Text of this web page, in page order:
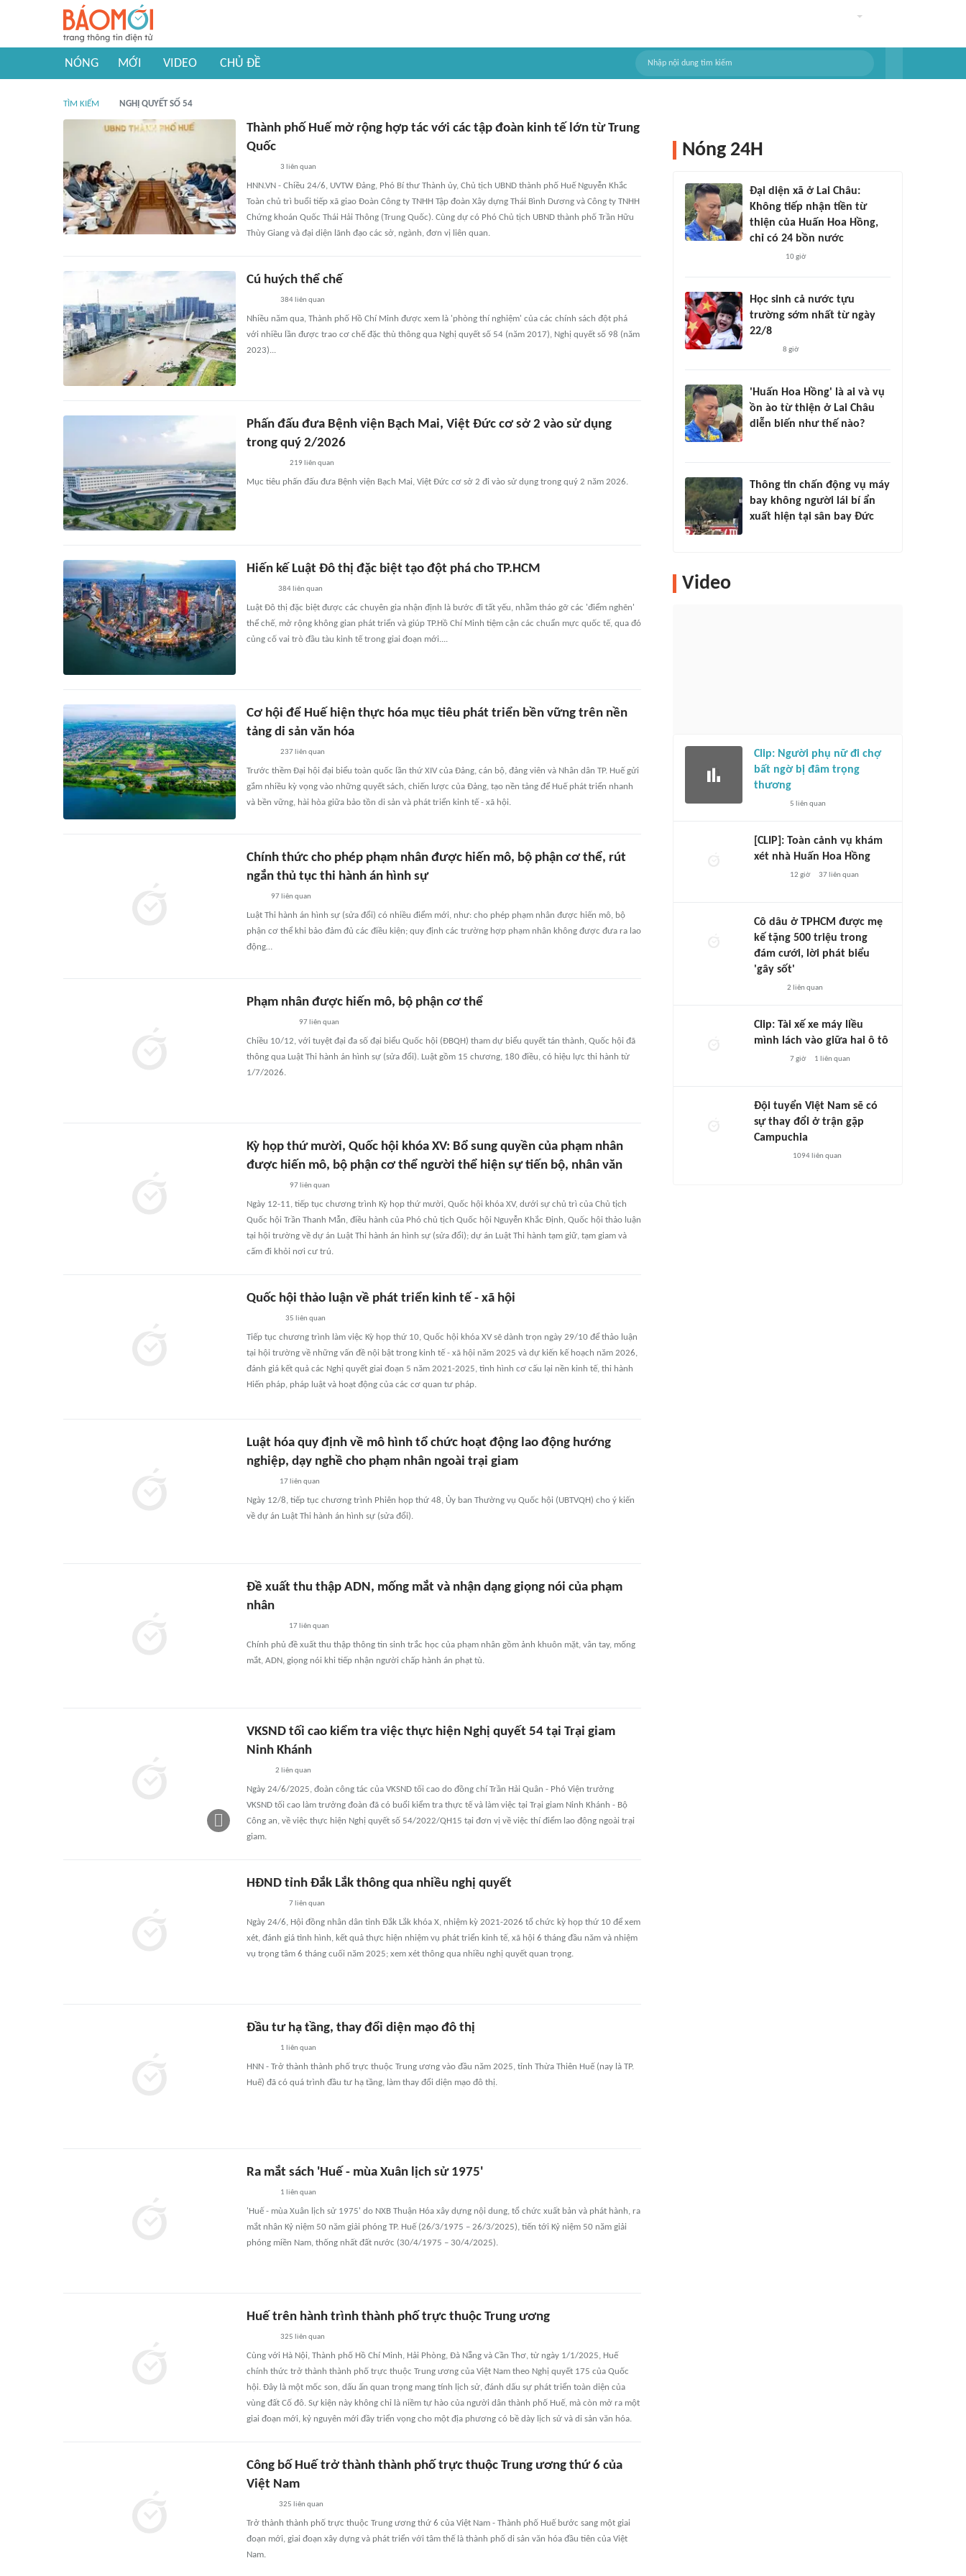
NÓNG MỚI VIDEO CHỦ ĐỀ
TÌM KIẾM NGHỊ QUYẾT SỐ 54
Thành phố Huế mở rộng hợp tác với các tập đoàn kinh tế lớn từ Trung
Quốc
3 liên quan
HNN.VN - Chiều 24/6, UVTW Đảng, Phó Bí thư Thành ủy, Chủ tịch UBND thành phố Huế Nguyễn Khắc
Toàn chủ trì buổi tiếp xã giao Đoàn Công ty TNHH Tập đoàn Xây dựng Thái Bình Dương và Công ty TNHH
Chứng khoán Quốc Thái Hải Thông (Trung Quốc). Cùng dự có Phó Chủ tịch UBND thành phố Trần Hữu
Thùy Giang và đại diện lãnh đạo các sở, ngành, đơn vị liên quan.
Cú huých thể chế
384 liên quan
Nhiều năm qua, Thành phố Hồ Chí Minh được xem là 'phòng thí nghiệm' của các chính sách đột phá
với nhiều lần được trao cơ chế đặc thù thông qua Nghị quyết số 54 (năm 2017), Nghị quyết số 98 (năm
2023)...
Phấn đấu đưa Bệnh viện Bạch Mai, Việt Đức cơ sở 2 vào sử dụng
trong quý 2/2026
219 liên quan
Mục tiêu phấn đấu đưa Bệnh viện Bạch Mai, Việt Đức cơ sở 2 đi vào sử dụng trong quý 2 năm 2026.
Hiến kế Luật Đô thị đặc biệt tạo đột phá cho TP.HCM
384 liên quan
Luật Đô thị đặc biệt được các chuyên gia nhận định là bước đi tất yếu, nhằm tháo gỡ các 'điểm nghẽn'
thể chế, mở rộng không gian phát triển và giúp TP.Hồ Chí Minh tiệm cận các chuẩn mực quốc tế, qua đó
củng cố vai trò đầu tàu kinh tế trong giai đoạn mới....
Cơ hội để Huế hiện thực hóa mục tiêu phát triển bền vững trên nền
tảng di sản văn hóa
237liên quan
Trước thềm Đại hội đại biểu toàn quốc lần thứ XIV của Đảng, cán bộ, đảng viên và Nhân dân TP. Huế gửi
gắm nhiều kỳ vọng vào những quyết sách, chiến lược của Đảng, tạo nền tảng để Huế phát triển nhanh
và bền vững, hài hòa giữa bảo tồn di sản và phát triển kinh tế - xã hội.
Chính thức cho phép phạm nhân được hiến mô, bộ phận cơ thể, rút
ngắn thủ tục thi hành án hình sự
97liên quan
Luật Thi hành án hình sự (sửa đổi) có nhiều điểm mới, như: cho phép phạm nhân được hiến mô, bộ
phận cơ thể khi bảo đảm đủ các điều kiện; quy định các trường hợp phạm nhân không được đưa ra lao
động…
Phạm nhân được hiến mô, bộ phận cơ thể
97liên quan
Chiều 10/12, với tuyệt đại đa số đại biểu Quốc hội (ĐBQH) tham dự biểu quyết tán thành, Quốc hội đã
thông qua Luật Thi hành án hình sự (sửa đổi). Luật gồm 15 chương, 180 điều, có hiệu lực thi hành từ
1/7/2026.
Kỳ họp thứ mười, Quốc hội khóa XV: Bổ sung quyền của phạm nhân
được hiến mô, bộ phận cơ thể người thể hiện sự tiến bộ, nhân văn
97 liên quan
Ngày 12-11, tiếp tục chương trình Kỳ họp thứ mười, Quốc hội khóa XV, dưới sự chủ trì của Chủ tịch
Quốc hội Trần Thanh Mẫn, điều hành của Phó chủ tịch Quốc hội Nguyễn Khắc Định, Quốc hội thảo luận
tại hội trường về dự án Luật Thi hành án hình sự (sửa đổi); dự án Luật Thi hành tạm giữ, tạm giam và
cấm đi khỏi nơi cư trú.
Quốc hội thảo luận về phát triển kinh tế - xã hội
35 liên quan
Tiếp tục chương trình làm việc Kỳ họp thứ 10, Quốc hội khóa XV sẽ dành trọn ngày 29/10 để thảo luận
tại hội trường về những vấn đề nội bật trong kinh tế - xã hội năm 2025 và dự kiến kế hoạch năm 2026,
đánh giá kết quả các Nghị quyết giai đoạn 5 năm 2021-2025, tình hình cơ cấu lại nền kinh tế, thi hành
Hiến pháp, pháp luật và hoạt động của các cơ quan tư pháp.
Luật hóa quy định về mô hình tổ chức hoạt động lao động hướng
nghiệp, dạy nghề cho phạm nhân ngoài trại giam
17liên quan
Ngày 12/8, tiếp tục chương trình Phiên họp thứ 48, Ủy ban Thường vụ Quốc hội (UBTVQH) cho ý kiến
về dự án Luật Thi hành án hình sự (sửa đổi).
Đề xuất thu thập ADN, mống mắt và nhận dạng giọng nói của phạm
nhân
17liên quan
Chính phủ đề xuất thu thập thông tin sinh trắc học của phạm nhân gồm ảnh khuôn mặt, vân tay, mống
mắt, ADN, giọng nói khi tiếp nhận người chấp hành án phạt tù.
VKSND tối cao kiểm tra việc thực hiện Nghị quyết 54 tại Trại giam
Ninh Khánh
2 liên quan
Ngày 24/6/2025, đoàn công tác của VKSND tối cao do đồng chí Trần Hải Quân - Phó Viện trưởng
VKSND tối cao làm trưởng đoàn đã có buổi kiểm tra thực tế và làm việc tại Trại giam Ninh Khánh - Bộ
Công an, về việc thực hiện Nghị quyết số 54/2022/QH15 tại đơn vị về việc thí điểm lao động ngoài trại
giam.
HĐND tỉnh Đắk Lắk thông qua nhiều nghị quyết
7 liên quan
Ngày 24/6, Hội đồng nhân dân tỉnh Đắk Lắk khóa X, nhiệm kỳ 2021-2026 tổ chức kỳ họp thứ 10 để xem
xét, đánh giá tình hình, kết quả thực hiện nhiệm vụ phát triển kinh tế, xã hội 6 tháng đầu năm và nhiệm
vụ trọng tâm 6 tháng cuối năm 2025; xem xét thông qua nhiều nghị quyết quan trọng.
Đầu tư hạ tầng, thay đổi diện mạo đô thị
1 liên quan
HNN - Trở thành thành phố trực thuộc Trung ương vào đầu năm 2025, tỉnh Thừa Thiên Huế (nay là TP.
Huế) đã có quá trình đầu tư hạ tầng, làm thay đổi diện mạo đô thị.
Ra mắt sách 'Huế - mùa Xuân lịch sử 1975'
1 liên quan
'Huế - mùa Xuân lịch sử 1975' do NXB Thuận Hóa xây dựng nội dung, tổ chức xuất bản và phát hành, ra
mắt nhân Kỷ niệm 50 năm giải phóng TP. Huế (26/3/1975 – 26/3/2025), tiến tới Kỷ niệm 50 năm giải
phóng miền Nam, thống nhất đất nước (30/4/1975 – 30/4/2025).
Huế trên hành trình thành phố trực thuộc Trung ương
325 liên quan
Cùng với Hà Nội, Thành phố Hồ Chí Minh, Hải Phòng, Đà Nẵng và Cần Thơ, từ ngày 1/1/2025, Huế
chính thức trở thành thành phố trực thuộc Trung ương của Việt Nam theo Nghị quyết 175 của Quốc
hội. Đây là một mốc son, dấu ấn quan trọng mang tính lịch sử, đánh dấu sự phát triển toàn diện của
vùng đất Cố đô. Sự kiện này không chỉ là niềm tự hào của người dân thành phố Huế, mà còn mở ra một
giai đoạn mới, kỷ nguyên mới đầy triển vọng cho một địa phương có bề dày lịch sử và di sản văn hóa.
Công bố Huế trở thành thành phố trực thuộc Trung ương thứ 6 của
Việt Nam
325 liên quan
Trở thành thành phố trực thuộc Trung ương thứ 6 của Việt Nam - Thành phố Huế bước sang một giai
đoạn mới, giai đoạn xây dựng và phát triển với tâm thế là thành phố di sản văn hóa đầu tiên của Việt
Nam.
Nóng 24H
Đại diện xã ở Lai Châu:
Không tiếp nhận tiền từ
thiện của Huấn Hoa Hồng,
chỉ có 24 bồn nước
10 giờ
Học sinh cả nước tựu
trường sớm nhất từ ngày
22/8
8 giờ
'Huấn Hoa Hồng' là ai và vụ
ồn ào từ thiện ở Lai Châu
diễn biến như thế nào?
Thông tin chấn động vụ máy
bay không người lái bí ẩn
xuất hiện tại sân bay Đức
Video
Clip: Người phụ nữ đi chợ
bất ngờ bị đâm trọng
thương
5 liên quan
[CLIP]: Toàn cảnh vụ khám
xét nhà Huấn Hoa Hồng
12 giờ 37liên quan
Cô dâu ở TPHCM được mẹ
kế tặng 500 triệu trong
đám cưới, lời phát biểu
'gây sốt'
2 liên quan
Clip: Tài xế xe máy liều
mình lách vào giữa hai ô tô
7 giờ 1 liên quan
Đội tuyển Việt Nam sẽ có
sự thay đổi ở trận gặp
Campuchia
1094 liên quan